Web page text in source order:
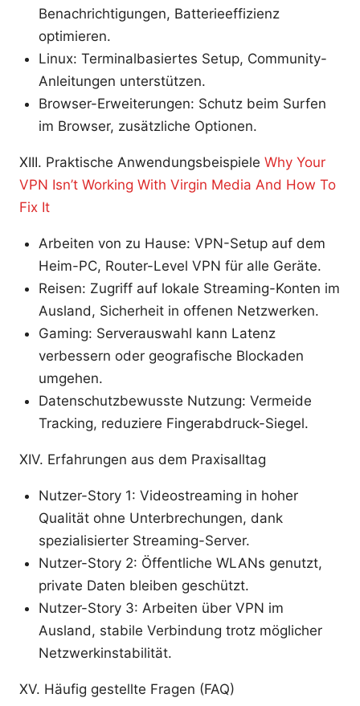
Benachrichtigungen, Batterieeffizienz
optimieren.
Linux: Terminalbasiertes Setup, Community-
Anleitungen unterstützen.
Browser-Erweiterungen: Schutz beim Surfen
im Browser, zusätzliche Optionen.
XIII. Praktische Anwendungsbeispiele Why Your
VPN Isn’t Working With Virgin Media And How To
Fix It
Arbeiten von zu Hause: VPN-Setup auf dem
Heim-PC, Router-Level VPN für alle Geräte.
Reisen: Zugriff auf lokale Streaming-Konten im
Ausland, Sicherheit in offenen Netzwerken.
Gaming: Serverauswahl kann Latenz
verbessern oder geografische Blockaden
umgehen.
Datenschutzbewusste Nutzung: Vermeide
Tracking, reduziere Fingerabdruck-Siegel.
XIV. Erfahrungen aus dem Praxisalltag
Nutzer-Story 1: Videostreaming in hoher
Qualität ohne Unterbrechungen, dank
spezialisierter Streaming-Server.
Nutzer-Story 2: Öffentliche WLANs genutzt,
private Daten bleiben geschützt.
Nutzer-Story 3: Arbeiten über VPN im
Ausland, stabile Verbindung trotz möglicher
Netzwerkinstabilität.
XV. Häufig gestellte Fragen (FAQ)